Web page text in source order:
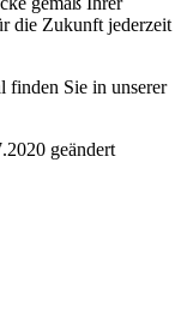
die Zukunft jederzeit
finden Sie in unserer
geändert